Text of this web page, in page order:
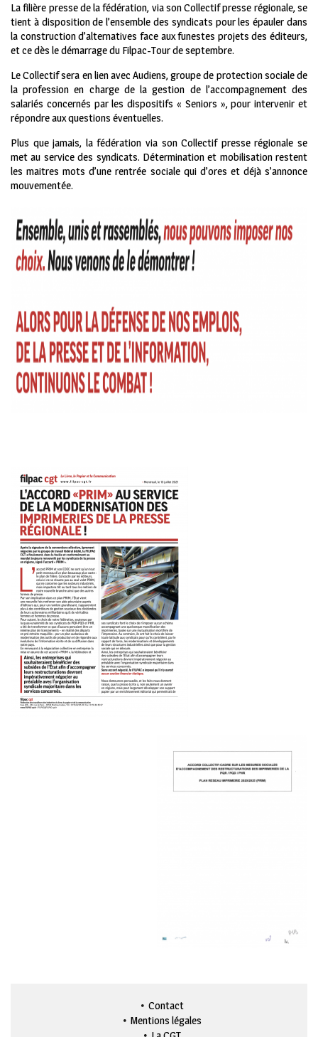
La filière presse de la fédération, via son Collectif presse régionale, se
tient à disposition de l’ensemble des syndicats pour les épauler dans
la construction d’alternatives face aux funestes projets des éditeurs,
et ce dès le démarrage du Filpac-Tour de septembre.
Le Collectif sera en lien avec Audiens, groupe de protection sociale de
la profession en charge de la gestion de l’accompagnement des
salariés concernés par les dispositifs « Seniors », pour intervenir et
répondre aux questions éventuelles.
Plus que jamais, la fédération via son Collectif presse régionale se
met au service des syndicats. Détermination et mobilisation restent
les maitres mots d’une rentrée sociale qui d’ores et déjà s’annonce
mouvementée.
Contact
Mentions légales